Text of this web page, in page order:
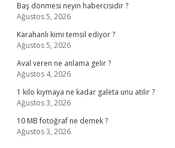
Baş dönmesi neyin habercisidir ?
Ağustos 5, 2026
Karahanlı kimi temsil ediyor ?
Ağustos 5, 2026
Aval veren ne anlama gelir ?
Ağustos 4, 2026
1 kilo kıymaya ne kadar galeta unu atılır ?
Ağustos 3, 2026
10 MB fotoğraf ne demek ?
Ağustos 3, 2026